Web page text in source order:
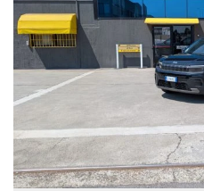
qualsiasi
momento.
Cookie necessari